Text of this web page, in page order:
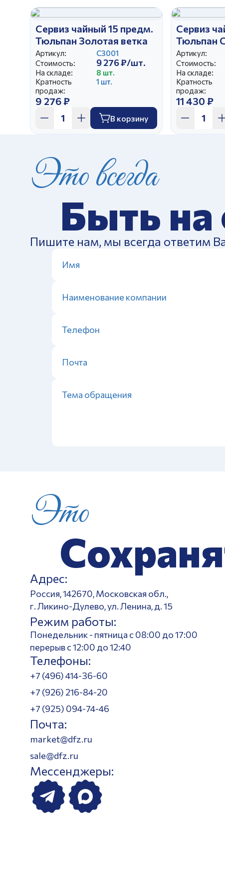
Сервиз чайный 15 предм.
Тюльпан Золотая ветка
Артикул:
С3001
Стоимость:
9 276 ₽/шт.
На складе:
8 шт.
Кратность
продаж:
1 шт.
9 276 ₽
В корзину
Сервиз
Тюльпан
Артикул:
Стоимость:
На складе:
Кратность
продаж:
11 430 ₽
Это всегда
Быть на
Пишите нам, мы всегда ответим
Это
Адрес:
Россия, 142670, Московская обл.,
г. Ликино-Дулево, ул. Ленина, д. 15
Режим работы:
Понедельник - пятница с 08:00 до 17:00
перерыв с 12:00 до 12:40
Телефоны:
+7 (496) 414-36-60
+7 (926) 216-84-20
+7 (925) 094-74-46
Почта:
market@dfz.ru
sale@dfz.ru
Мессенджеры: